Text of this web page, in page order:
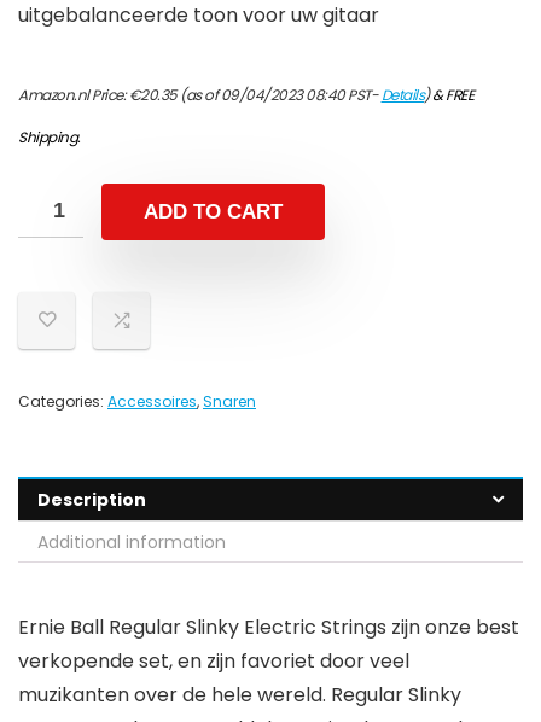
uitgebalanceerde toon voor uw gitaar
Amazon.nl Price:€20.35(as of 09/04/2023 08:40 PST-Details)&FREE
Shipping.
ADD TO CART
Categories: Accessoires,Snaren
Description
Additional information
Ernie Ball Regular Slinky Electric Strings zijn onze best
verkopende set, en zijn favoriet door veel
muzikanten over de hele wereld. Regular Slinky